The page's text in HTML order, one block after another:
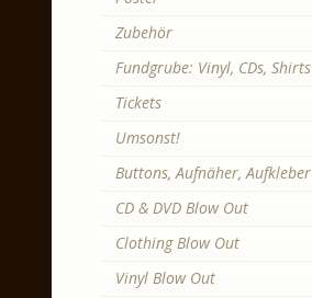
Zubehör
Fundgrube: Vinyl, CDs,
Tickets
Umsonst!
Buttons, Aufnäher,
CD & DVD Blow Out
Clothing Blow Out
Vinyl Blow Out